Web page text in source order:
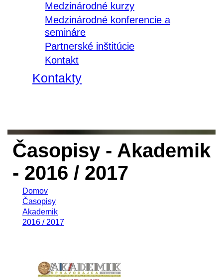
Medzinárodné kurzy
Medzinárodné konferencie a
semináre
Partnerské inštitúcie
Kontakt
Kontakty
Časopisy - Akademik
- 2016 / 2017
Domov
Časopisy
Akademik
2016 / 2017